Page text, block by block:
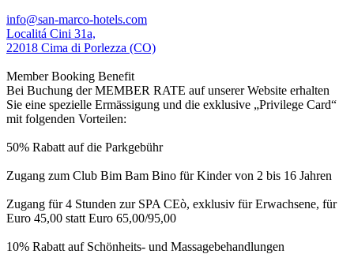
info@san-marco-hotels.com
Localitá Cini 31a,
22018 Cima di Porlezza (CO)
Member Booking Benefit
Bei Buchung der MEMBER RATE auf unserer Website erhalten
Sie eine spezielle Ermässigung und die exklusive „Privilege Card“
mit folgenden Vorteilen:
50% Rabatt auf die Parkgebühr
Zugang zum Club Bim Bam Bino für Kinder von 2 bis 16 Jahren
Zugang für 4 Stunden zur SPA CEò, exklusiv für Erwachsene, für
Euro 45,00 statt Euro 65,00/95,00
10% Rabatt auf Schönheits- und Massagebehandlungen